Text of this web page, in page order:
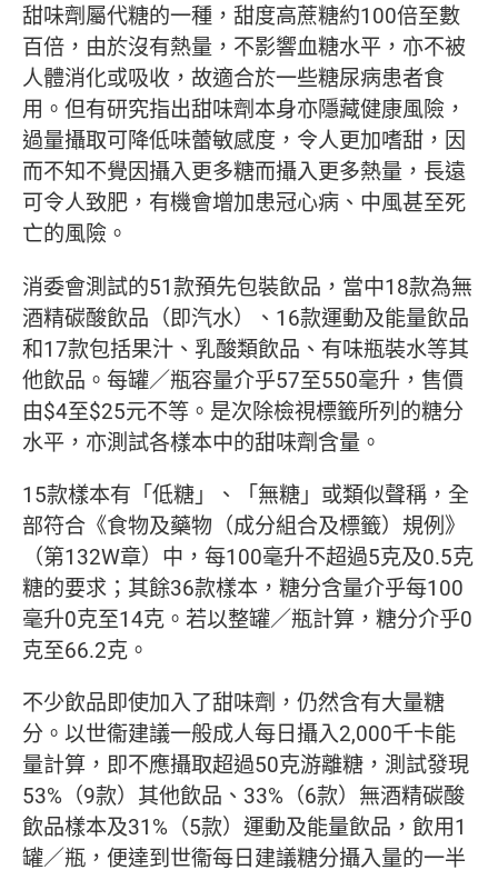
甜味劑屬代糖的一種，甜度高蔗糖約100倍至數
百倍，由於沒有熱量，不影響血糖水平，亦不被
人體消化或吸收，故適合於一些糖尿病患者食
用。但有研究指出甜味劑本身亦隱藏健康風險，
過量攝取可降低味蕾敏感度，令人更加嗜甜，因
而不知不覺因攝入更多糖而攝入更多熱量，長遠
可令人致肥，有機會增加患冠心病、中風甚至死
亡的風險。
消委會測試的51款預先包裝飲品，當中18款為無
酒精碳酸飲品（即汽水）、16款運動及能量飲品
和17款包括果汁、乳酸類飲品、有味瓶裝水等其
他飲品。每罐／瓶容量介乎57至550毫升，售價
由$4至$25元不等。是次除檢視標籤所列的糖分
水平，亦測試各樣本中的甜味劑含量。
15款樣本有「低糖」、「無糖」或類似聲稱，全
部符合《食物及藥物（成分組合及標籤）規例》
（第132W章）中，每100毫升不超過5克及0.5克
糖的要求；其餘36款樣本，糖分含量介乎每100
毫升0克至14克。若以整罐／瓶計算，糖分介乎0
克至66.2克。
不少飲品即使加入了甜味劑，仍然含有大量糖
分。以世衞建議一般成人每日攝入2,000千卡能
量計算，即不應攝取超過50克游離糖，測試發現
53%（9款）其他飲品、33%（6款）無酒精碳酸
飲品樣本及31%（5款）運動及能量飲品，飲用1
罐／瓶，便達到世衞每日建議糖分攝入量的一半